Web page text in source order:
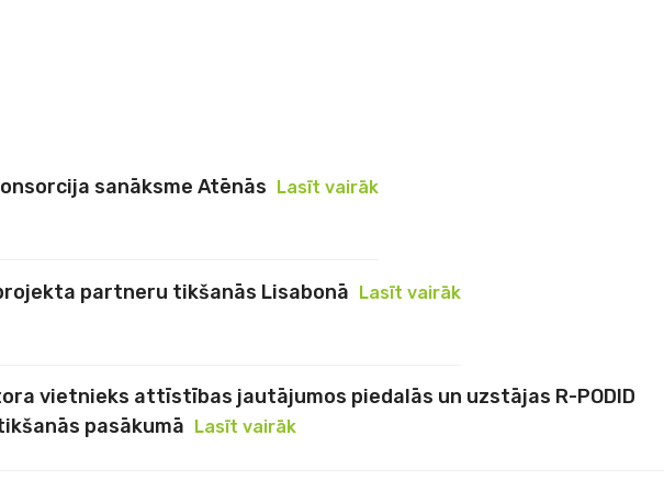
sanāksme Atēnās Lasīt vairāk
partneru tikšanās Lisabonā Lasīt vairāk
vietnieks attīstības jautājumos piedalās un uzstājas R-PODID
pasākumā Lasīt vairāk